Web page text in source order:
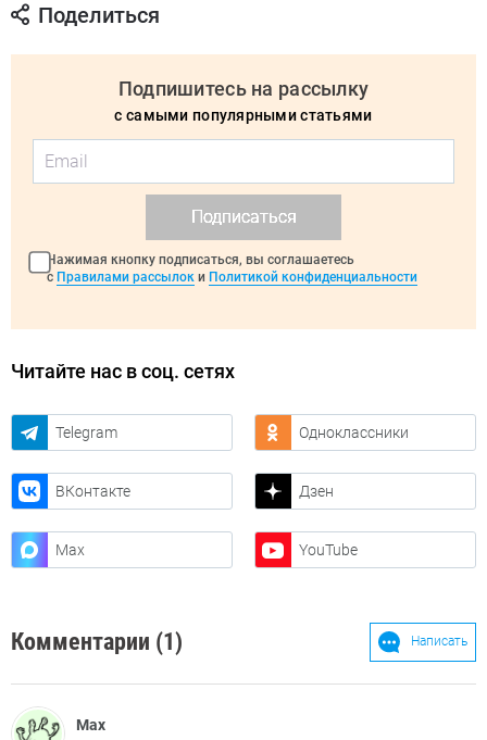
Поделиться
Подпишитесь на рассылку
с самыми популярными статьями
Подписаться
Нажимая кнопку подписаться, вы соглашаетесь
с Правилами рассылок и Политикой конфиденциальности
Читайте нас в соц. сетях
Telegram Одноклассники
ВКонтакте Дзен
Max YouTube
Комментарии (1) Написать
Мах